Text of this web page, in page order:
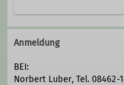
Wir sind ca. 15
Ausrichter und
euch das ganze Jahr
zusammenzustellen.
Anmeldung
BEI:
Norbert Luber, Tel. 08462-